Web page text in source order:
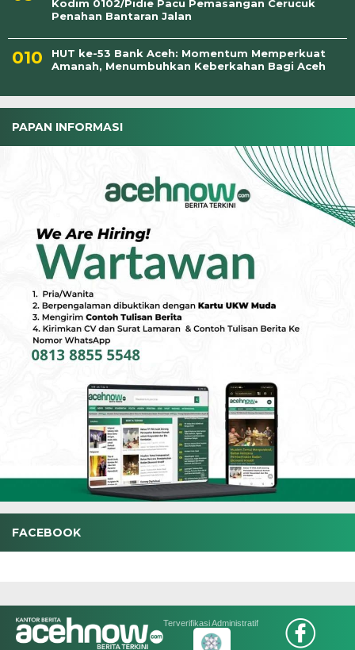
Kodim 0102/Pidie Pacu Pemasangan Cerucuk
Penahan Bantaran Jalan
HUT ke-53 Bank Aceh: Momentum Memperkuat
Amanah, Menumbuhkan Keberkahan Bagi Aceh
PAPAN INFORMASI
FACEBOOK
Terverifikasi Administratif